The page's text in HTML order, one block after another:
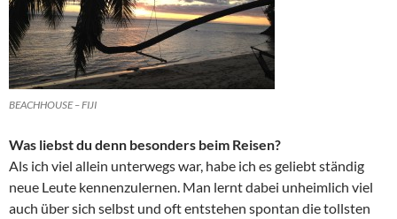
BEACHHOUSE – FIJI
Was liebst du denn besonders beim Reisen?
Als ich viel allein unterwegs war, habe ich es geliebt ständig
neue Leute kennenzulernen. Man lernt dabei unheimlich viel
auch über sich selbst und oft entstehen spontan die tollsten